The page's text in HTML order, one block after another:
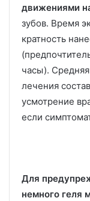
движениями
зубов. Время
кратность
часы).
лечения
усмотрение
если
Для
немного геля